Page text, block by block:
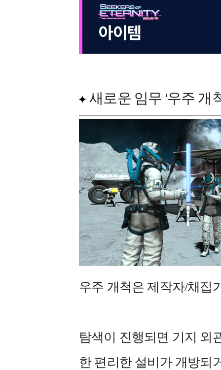
새로운 임무 '우주 개
우주 개척은 제작자/채집
탐색이 진행되면 기지 외
한 편리한 설비가 개방되